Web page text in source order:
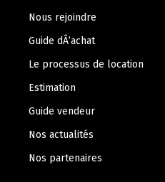
Nous rejoindre
Guide dÂ’achat
Le processus de location
Estimation
Guide vendeur
Nos actualités
Nos partenaires